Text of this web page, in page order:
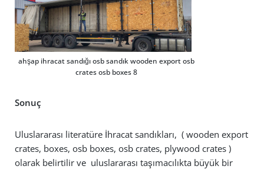
ahşap ihracat sandığı osb sandık wooden export osb
crates osb boxes 8
Sonuç
Uluslararası literatüre İhracat sandıkları, ( wooden export
crates, boxes, osb boxes, osb crates, plywood crates )
olarak belirtilir ve uluslararası taşımacılıkta büyük bir